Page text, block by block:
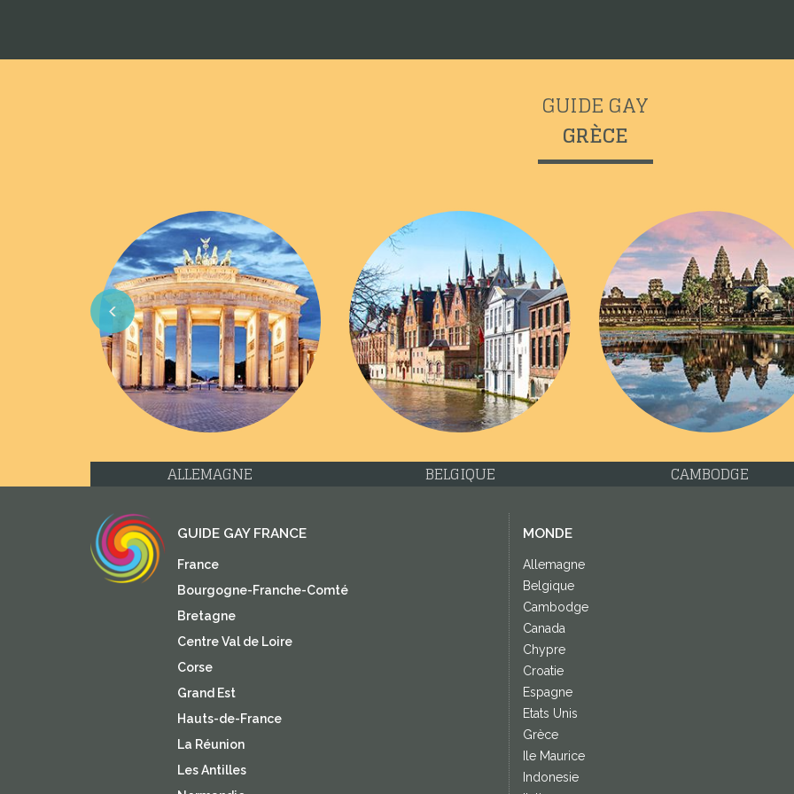
GUIDE GAY
GRÈCE
Previous
CHYPRE CROATIE ESPAGNE
GUIDE GAY FRANCE
France
Bourgogne-Franche-Comté
Bretagne
Centre Val de Loire
Corse
Grand Est
Hauts-de-France
La Réunion
Les Antilles
MONDE
Allemagne
Belgique
Cambodge
Canada
Chypre
Croatie
Espagne
Etats Unis
Grèce
Ile Maurice
Indonesie